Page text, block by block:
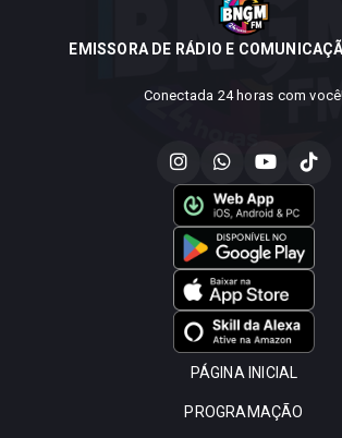
EMISSORA DE RÁDIO E
Conectada 24 horas com
PÁGINA INICIAL
PROGRAMAÇÃO